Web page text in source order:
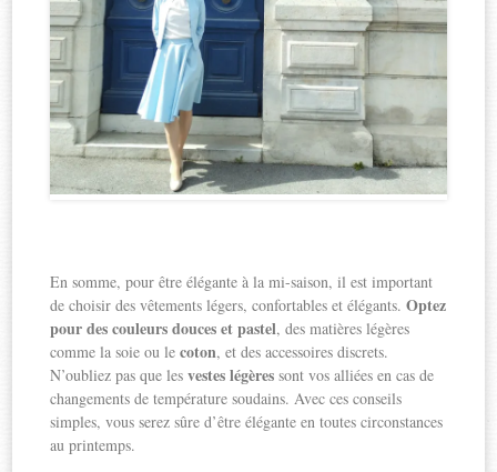
En somme, pour être élégante à la mi-saison, il est important
de choisir des vêtements légers, confortables et élégants.Optez
pour des couleurs douces et pastel, des matières légères
comme la soie ou lecoton, et des accessoires discrets.
N’oubliez pas que lesvestes légères sont vos alliées en cas de
changements de température soudains. Avec ces conseils
simples, vous serez sûre d’être élégante en toutes circonstances
au printemps.